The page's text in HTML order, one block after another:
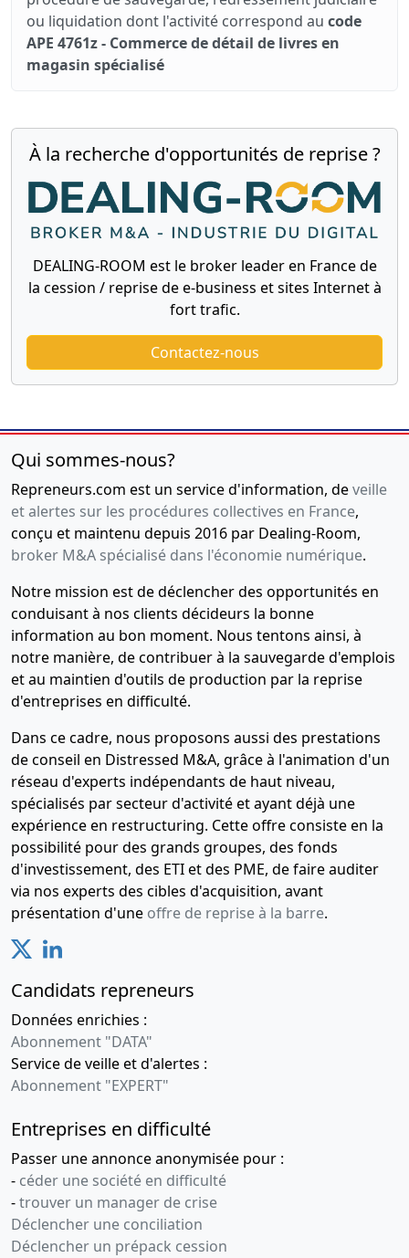
ou liquidation dont l'activité correspond au code
APE 4761z - Commerce de détail de livres en
magasin spécialisé
À la recherche d'opportunités de reprise ?
DEALING-ROOM est le broker leader en France de
la cession / reprise de e-business et sites Internet à
fort trafic.
Contactez-nous
Qui sommes-nous?
Repreneurs.com est un service d'information, deveille
et alertes sur les procédures collectives en France,
conçu et maintenu depuis 2016 par Dealing-Room,
broker M&A spécialisé dans l'économie numérique.
Notre mission est de déclencher des opportunités en
conduisant à nos clients décideurs la bonne
information au bon moment. Nous tentons ainsi, à
notre manière, de contribuer à la sauvegarde d'emplois
et au maintien d'outils de production par la reprise
d'entreprises en difficulté.
Dans ce cadre, nous proposons aussi des prestations
de conseil en Distressed M&A, grâce à l'animation d'un
réseau d'experts indépendants de haut niveau,
spécialisés par secteur d'activité et ayant déjà une
expérience en restructuring. Cette offre consiste en la
possibilité pour des grands groupes, des fonds
d'investissement, des ETI et des PME, de faire auditer
via nos experts des cibles d'acquisition, avant
présentation d'une offre de reprise à la barre.
Candidats repreneurs
Données enrichies :
Abonnement "DATA"
Service de veille et d'alertes :
Abonnement "EXPERT"
Entreprises en difficulté
Passer une annonce anonymisée pour :
- céder une société en difficulté
-trouver un manager de crise
Déclencher une conciliation
Déclencher un prépack cession